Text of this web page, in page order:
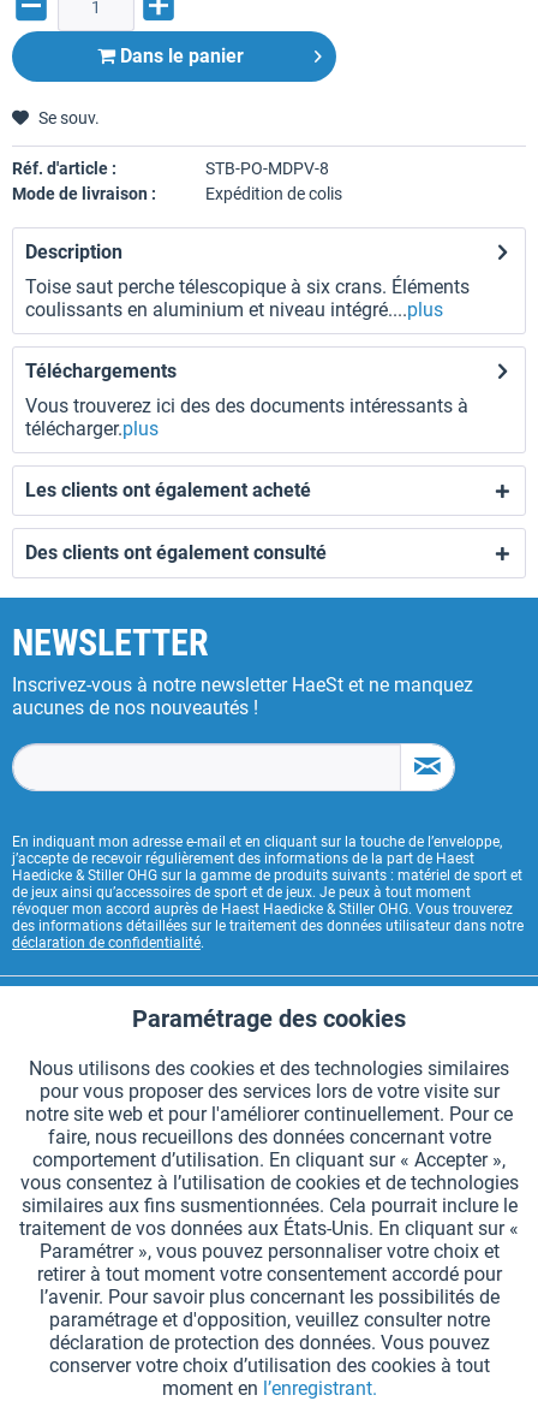
Dans le panier
Se souv.
Réf. d'article :
STB-PO-MDPV-8
Mode de livraison :
Expédition de colis
Description
Toise saut perche télescopique à six crans. Éléments
coulissants en aluminium et niveau intégré....plus
Téléchargements
Vous trouverez ici des des documents intéressants à
télécharger.plus
Les clients ont également acheté
Des clients ont également consulté
NEWSLETTER
Inscrivez-vous à notre newsletter HaeSt et ne manquez
aucunes de nos nouveautés !
En indiquant mon adresse e-mail et en cliquant sur la touche de l’enveloppe,
j’accepte de recevoir régulièrement des informations de la part de Haest
Haedicke & Stiller OHG sur la gamme de produits suivants : matériel de sport et
de jeux ainsi qu’accessoires de sport et de jeux. Je peux à tout moment
révoquer mon accord auprès de Haest Haedicke & Stiller OHG. Vous trouverez
des informations détaillées sur le traitement des données utilisateur dans notre
déclaration de confidentialité.
INFORMATIONS GÉNÉRALES
MODES DE PAIEMENT
*Tous les prix comprennent la TVA et sont indiqués horsfrais de port.
Paramètres des cookies Demander le catalogue
Gravures laser sur des témoins Newsletter Qui sommes nous ?
Aide et support Contact Livraison et paiement
Retour & remboursement Droit de rétractation
Fonctionnels Aktiv
Suivi Aktiv
Paramétrage des cookies
Nous utilisons des cookies et des technologies similaires
pour vous proposer des services lors de votre visite sur
notre site web et pour l'améliorer continuellement. Pour ce
faire, nous recueillons des données concernant votre
comportement d’utilisation. En cliquant sur « Accepter »,
vous consentez à l’utilisation de cookies et de technologies
similaires aux fins susmentionnées. Cela pourrait inclure le
traitement de vos données aux États-Unis. En cliquant sur «
Paramétrer », vous pouvez personnaliser votre choix et
retirer à tout moment votre consentement accordé pour
l’avenir. Pour savoir plus concernant les possibilités de
paramétrage et d'opposition, veuillez consulter notre
déclaration de protection des données. Vous pouvez
conserver votre choix d’utilisation des cookies à tout
moment en l’enregistrant.